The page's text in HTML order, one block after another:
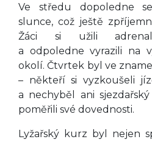
Ve středu dopoledne
slunce, což ještě
Žáci si užili
a odpoledne vyrazili na
okolí. Čtvrtek byl ve
– někteří si vyzkoušeli
a nechyběl ani
poměřili své dovednosti.
Lyžařský kurz byl nejen